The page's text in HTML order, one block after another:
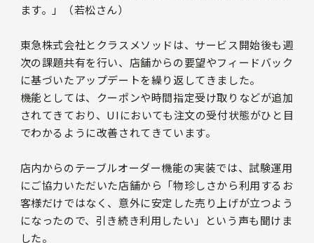
ます。」（若松さん）
東急株式会社とクラスメソッドは、サービス開始後も週
次の課題共有を行い、店舗からの要望やフィードバック
に基づいたアップデートを繰り返してきました。
機能としては、クーポンや時間指定受け取りなどが追加
されてきており、UIにおいても注文の受付状態がひと目
でわかるように改善されてきています。
店内からのテーブルオーダー機能の実装では、試験運用
にご協力いただいた店舗から「物珍しさから利用するお
客様だけではなく、意外に安定した売り上げが立つよう
になったので、引き続き利用したい」という声も聞けま
した。